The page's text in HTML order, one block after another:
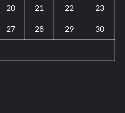
20 21 22 23
27 28 29 30